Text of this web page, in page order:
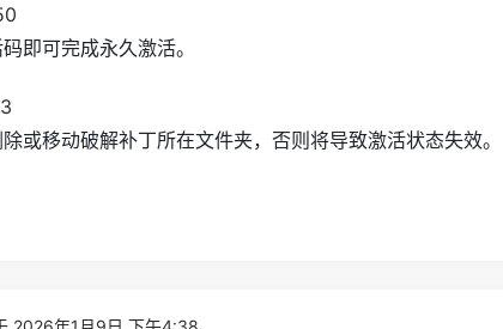
即可完成永久激活。
或移动破解补丁所在文件夹，否则将导致激活状态失效。